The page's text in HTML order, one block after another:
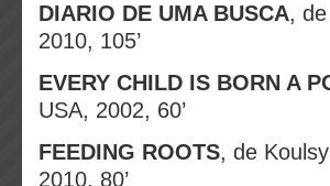
DIARIO DE UMA BUSCA,
2010, 105’
EVERY CHILD IS BORN A
USA, 2002, 60’
FEEDING ROOTS, de
2010, 80’